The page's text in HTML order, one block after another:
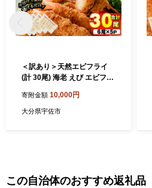
＜訳あり＞天然エビフライ
(計 30尾) 海老 えび エビフラ
おつまみ 揚げるだけ 【1049
00900】【浜繁水産】
寄附金額 10,000円
大分県宇佐市
この自治体のおすすめ返礼品